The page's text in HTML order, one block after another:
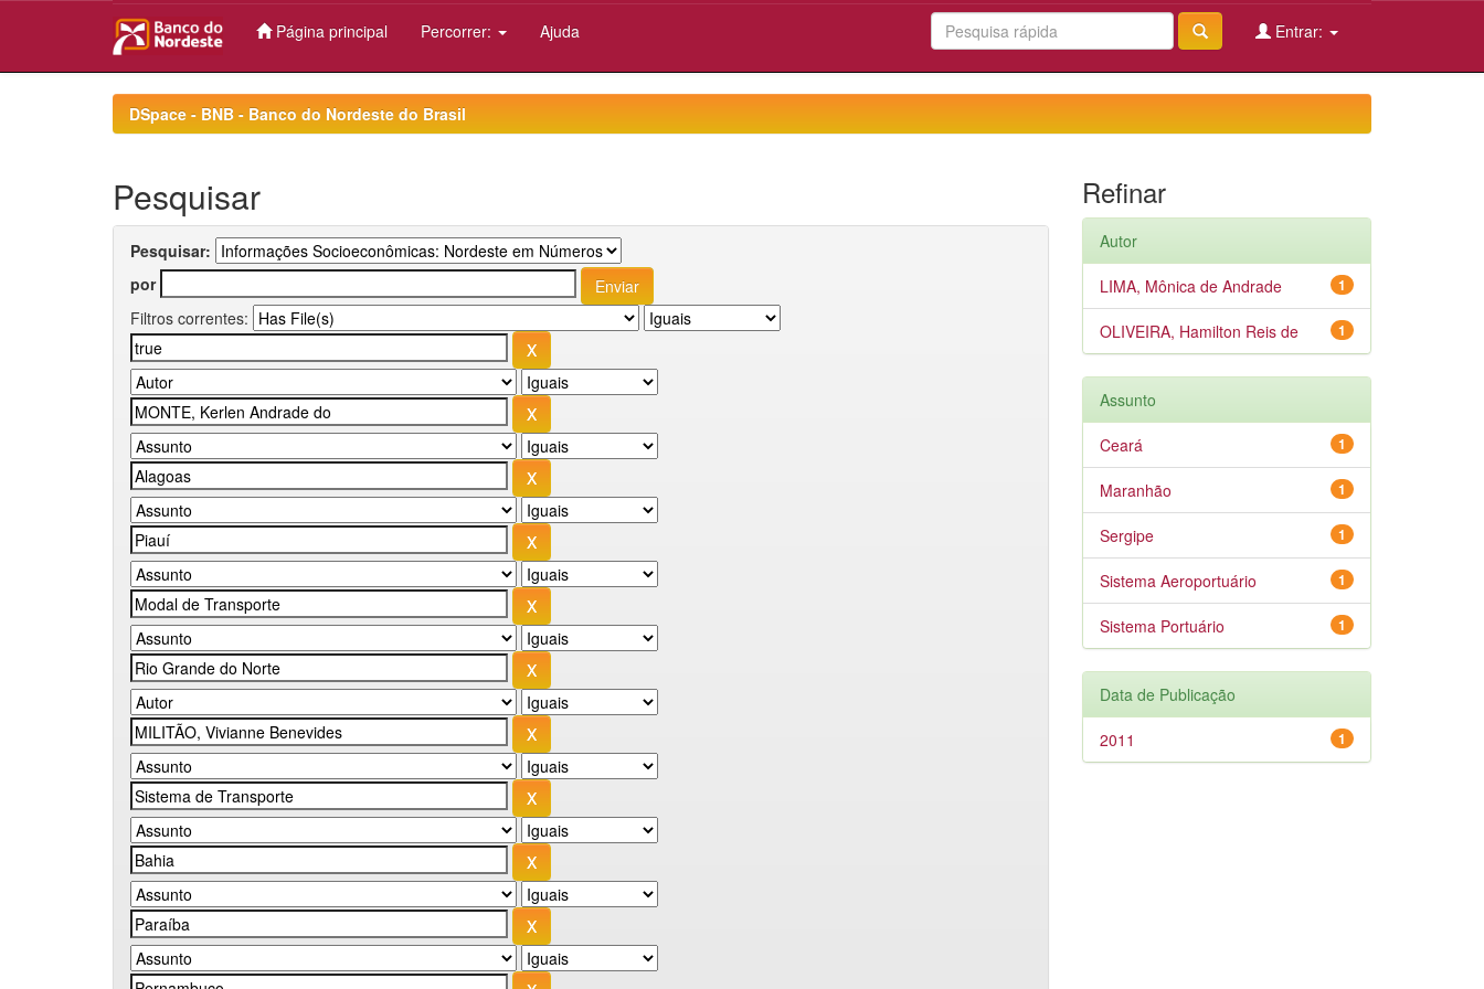
Página principal Percorrer: Ajuda Entrar:
DSpace - BNB - Banco do Nordeste do Brasil
Pesquisar
Pesquisar:
por
Filtros correntes:
Refinar
Autor
1
LIMA, Mônica de Andrade
1
OLIVEIRA, Hamilton Reis de
Assunto
1
Ceará
1
Maranhão
1
Sergipe
1
Sistema Aeroportuário
1
Sistema Portuário
Data de Publicação
1
2011